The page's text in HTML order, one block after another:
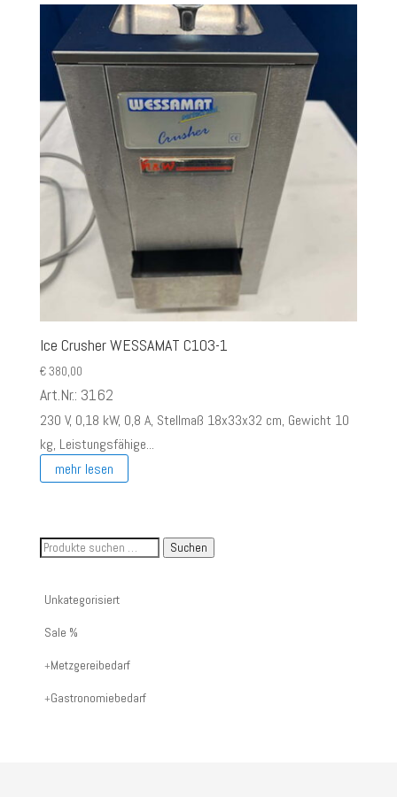
Ice Crusher WESSAMAT C103-1
€380,00
Art.Nr.: 3162
230 V, 0,18 kW, 0,8 A, Stellmaß 18x33x32 cm, Gewicht 10
kg, Leistungsfähige...
mehr lesen
Suche
Artikelnummer
oder
Suchen
Unkategorisiert
Sale %
Metzgereibedarf
Gastronomiebedarf